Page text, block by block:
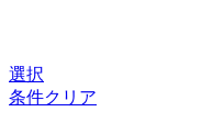
選択
条件クリア